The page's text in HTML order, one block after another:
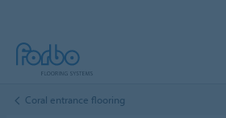
Coral entrance flooring